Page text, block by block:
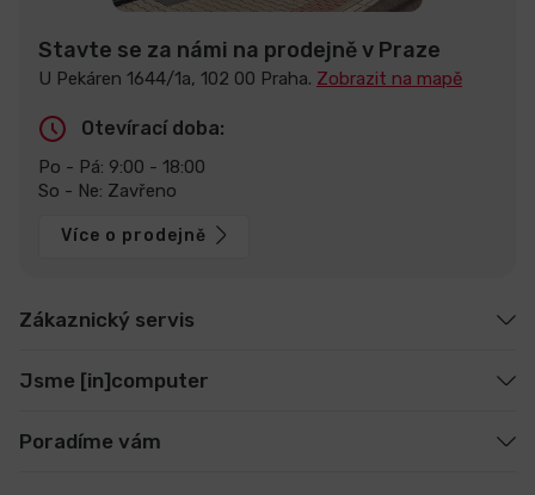
Stavte se za námi na prodejně v Praze
U Pekáren 1644/1a, 102 00 Praha. Zobrazit na mapě
Otevírací doba:
Po - Pá: 9:00 - 18:00
So - Ne: Zavřeno
Více o prodejně
Zákaznický servis
Jsme [in]computer
Poradíme vám